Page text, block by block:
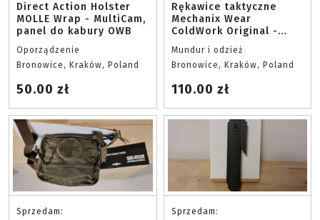
Direct Action Holster
MOLLE Wrap - MultiCam,
panel do kabury OWB
Oporządzenie
Bronowice, Kraków, Poland
50.00 zł
Rękawice taktyczne
Mechanix Wear
ColdWork Original -
Coyote, rozmiar L
Mundur i odzież
Bronowice, Kraków, Poland
110.00 zł
Sprzedam: Sprzedam: